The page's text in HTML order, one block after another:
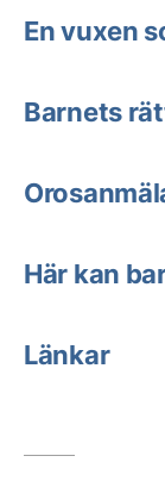
En vuxen
Barnets
Här kan
Länkar